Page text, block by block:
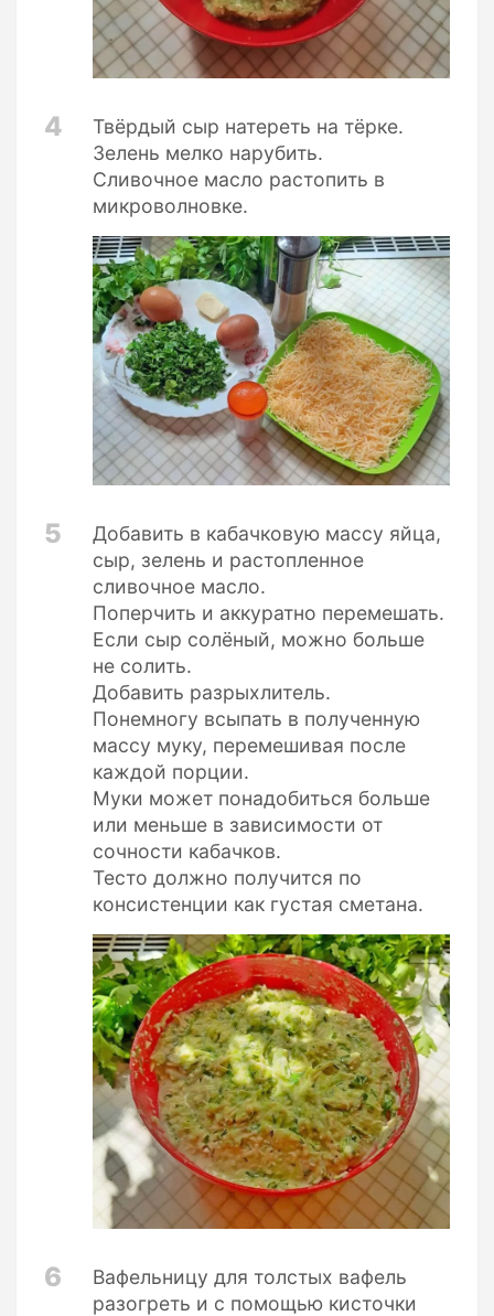
4
Твёрдый сыр натереть на тёрке.
Зелень мелко нарубить.
Сливочное масло растопить в
микроволновке.
5
Добавить в кабачковую массу яйца,
сыр, зелень и растопленное
сливочное масло.
Поперчить и аккуратно перемешать.
Если сыр солёный, можно больше
не солить.
Добавить разрыхлитель.
Понемногу всыпать в полученную
массу муку, перемешивая после
каждой порции.
Муки может понадобиться больше
или меньше в зависимости от
сочности кабачков.
Тесто должно получится по
консистенции как густая сметана.
6
Вафельницу для толстых вафель
разогреть и с помощью кисточки